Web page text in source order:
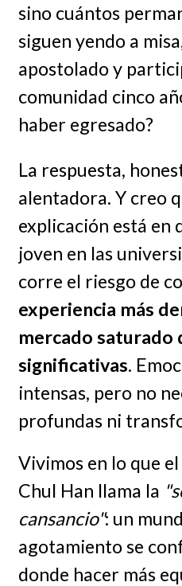
sino cuántos
siguen yendo a
apostolado y
comunidad cinco
haber egresado?
La respuesta,
alentadora. Y creo
explicación está en
joven en las
corre el riesgo de
experiencia más
mercado saturado
significativas.
intensas, pero no
profundas ni
Vivimos en lo que
Chul Han llama la
cansancio": un
agotamiento se
donde hacer más